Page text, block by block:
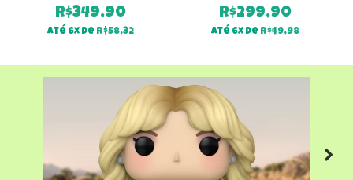
R$349,90
Até 6x de R$58,32
R$299,90
Até 6x de R$49,98